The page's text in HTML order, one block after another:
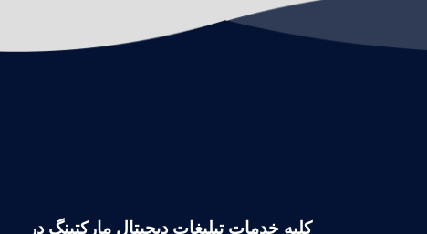
کلیه خدمات تبلیغات دیجیتال مارکتینگ در